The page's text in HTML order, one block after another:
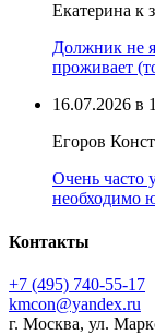
Екатерина к
Должник не
проживает
16.07.2026 в
Егоров
Очень часто
необходимо
Контакты
+7 (495) 740‑55‑17
kmcon@yandex.ru
г. Москва, ул.